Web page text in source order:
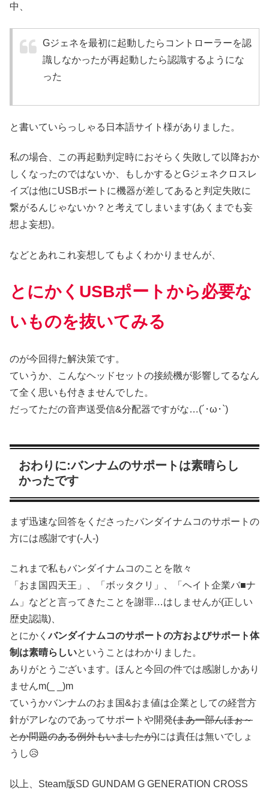
中、
Gジェネを最初に起動したらコントローラーを認
識しなかったが再起動したら認識するようにな
った
と書いていらっしゃる日本語サイト様がありました。
私の場合、この再起動判定時におそらく失敗して以降おか
しくなったのではないか、もしかするとGジェネクロスレ
イズは他にUSBポートに機器が差してあると判定失敗に
繋がるんじゃないか？と考えてしまいます(あくまでも妄
想よ妄想)。
などとあれこれ妄想してもよくわかりませんが、
とにかくUSBポートから必要な
いものを抜いてみる
のが今回得た解決策です。
ていうか、こんなヘッドセットの接続機が影響してるなん
て全く思いも付きませんでした。
だってただの音声送受信&分配器ですがな…(´･ω･`)
おわりに:バンナムのサポートは素晴らし
かったです
まず迅速な回答をくださったバンダイナムコのサポートの
方には感謝です(-人-)
これまで私もバンダイナムコのことを散々
「おま国四天王」、「ボッタクリ」、「ヘイト企業バ■ナ
ム」などと言ってきたことを謝罪…はしませんが(正しい
歴史認識)、
とにかくバンダイナムコのサポートの方およびサポート体
制は素晴らしいということはわかりました。
ありがとうございます。ほんと今回の件では感謝しかあり
ませんm(_ _)m
ていうかバンナムのおま国&おま値は企業としての経営方
針がアレなのであってサポートや開発(まあ一部んほぉ～
とか問題のある例外もいましたが)には責任は無いでしょ
うし😥
以上、Steam版SD GUNDAM G GENERATION CROSS